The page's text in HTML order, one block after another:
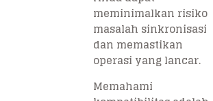
meminimalkan risiko
masalah sinkronisasi
dan memastikan
operasi yang lancar.
Memahami